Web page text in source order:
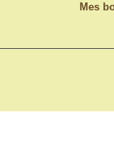
Mes